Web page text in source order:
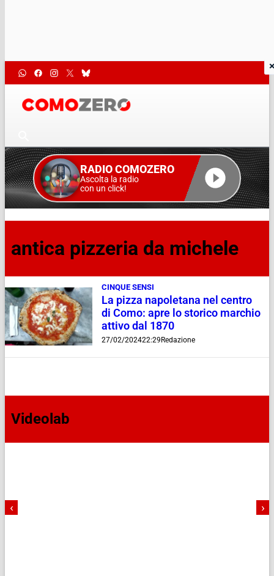
RADIO COMOZERO
Ascolta la radio
con un click!
antica pizzeria da michele
CINQUE SENSI
La pizza napoletana nel centro
di Como: apre lo storico marchio
attivo dal 1870
27/02/202422:29Redazione
Videolab
‹ ›